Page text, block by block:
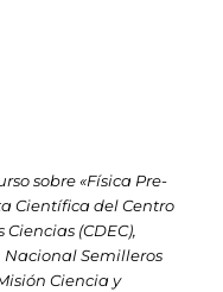
sobre «Física Pre-
Científica del Centro
(CDEC),
Semilleros
Ciencia y